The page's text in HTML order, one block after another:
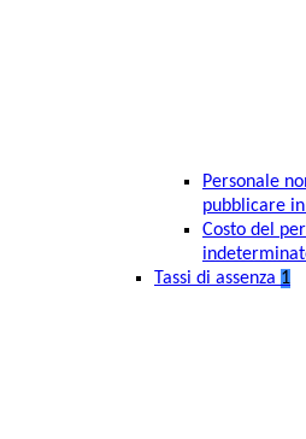
Personale
pubblicare
Costo del
Tassi di assenza 1